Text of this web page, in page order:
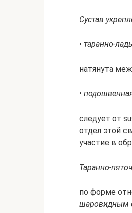
Сус­тав
• та­ран­но-
на­тя­ну­та
•
сле­ду­ет от
от­дел этой
уча­стие в
Та­ран­но-
по фор­ме
ша­ро­вид­ным